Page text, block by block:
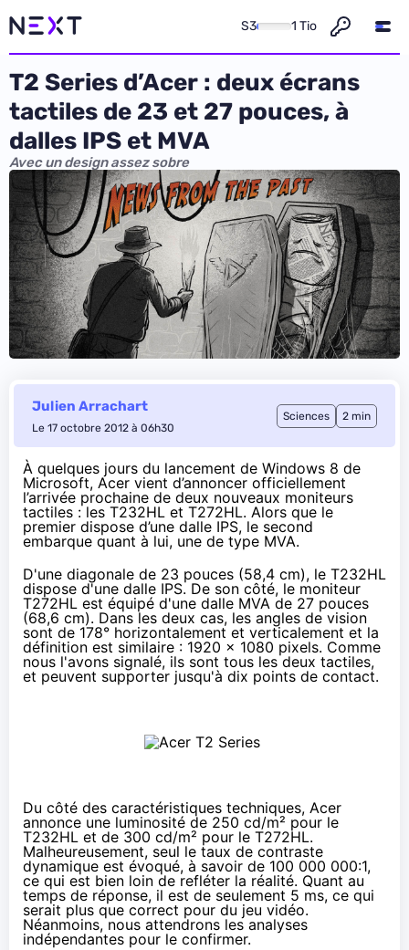
S3 1 Tio
T2 Series d’Acer : deux écrans
tactiles de 23 et 27 pouces, à
dalles IPS et MVA
Avec un design assez sobre
Julien Arrachart
Le 17 octobre 2012 à 06h30
Sciences 2 min
À quelques jours du lancement de Windows 8 de
Microsoft, Acer vient d’annoncer officiellement
l’arrivée prochaine de deux nouveaux moniteurs
tactiles : les T232HL et T272HL. Alors que le
premier dispose d’une dalle IPS, le second
embarque quant à lui, une de type MVA.
D'une diagonale de 23 pouces (58,4 cm), le T232HL
dispose d'une dalle IPS. De son côté, le moniteur
T272HL est équipé d'une dalle MVA de 27 pouces
(68,6 cm). Dans les deux cas, les angles de vision
sont de 178° horizontalement et verticalement et la
définition est similaire : 1920 x 1080 pixels. Comme
nous l'avons signalé, ils sont tous les deux tactiles,
et peuvent supporter jusqu'à dix points de contact.
Du côté des caractéristiques techniques, Acer
annonce une luminosité de 250 cd/m² pour le
T232HL et de 300 cd/m² pour le T272HL.
Malheureusement, seul le taux de contraste
dynamique est évoqué, à savoir de 100 000 000:1,
ce qui est bien loin de refléter la réalité. Quant au
temps de réponse, il est de seulement 5 ms, ce qui
serait plus que correct pour du jeu vidéo.
Néanmoins, nous attendrons les analyses
indépendantes pour le confirmer.